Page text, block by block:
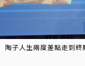
陶子人生兩度差點走到終